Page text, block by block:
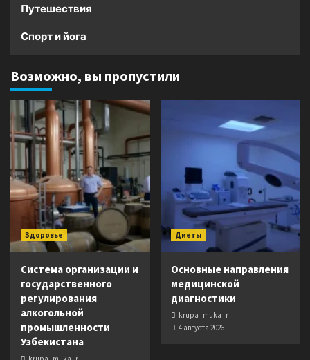
Путешествия
Спорт и йога
Возможно, вы пропустили
Здоровье
Система организации и
государственного
регулирования
алкогольной
промышленности
Узбекистана
Диеты
Основные направления
медицинской
диагностики
krupa_muka_r
4 августа 2026